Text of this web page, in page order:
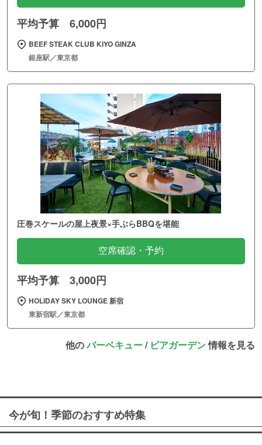
平均予算 6,000円
BEEF STEAK CLUB KIYO GINZA
銀座駅／東京都
圧巻スケールの屋上夜景×手ぶらBBQを堪能
空席確認・予約
平均予算 3,000円
HOLIDAY SKY LOUNGE 新宿
東新宿駅／東京都
他のバーベキュー/ ビアガーデン情報を見る
今が旬！季節のおすすめ特集